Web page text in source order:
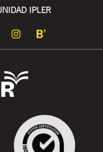
IPLER